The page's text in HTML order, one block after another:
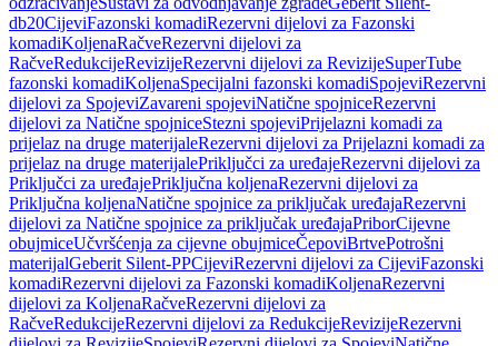
db20CijeviFazonski komadiRezervni dijelovi za Fazonski
komadiKoljenaRačveRezervni dijelovi za
RačveRedukcijeRevizijeRezervni dijelovi za RevizijeSuperTube
fazonski komadiKoljenaSpecijalni fazonski komadiSpojeviRezervni
dijelovi za SpojeviZavareni spojeviNatične spojniceRezervni
dijelovi za Natične spojniceStezni spojeviPrijelazni komadi za
prijelaz na druge materijaleRezervni dijelovi za Prijelazni komadi za
prijelaz na druge materijalePriključci za uređajeRezervni dijelovi za
Priključci za uređajePriključna koljenaRezervni dijelovi za
Priključna koljenaNatične spojnice za priključak uređajaRezervni
dijelovi za Natične spojnice za priključak uređajaPriborCijevne
obujmiceUčvršćenja za cijevne obujmiceČepoviBrtvePotrošni
materijalGeberit Silent-PPCijeviRezervni dijelovi za CijeviFazonski
komadiRezervni dijelovi za Fazonski komadiKoljenaRezervni
dijelovi za KoljenaRačveRezervni dijelovi za
RačveRedukcijeRezervni dijelovi za RedukcijeRevizijeRezervni